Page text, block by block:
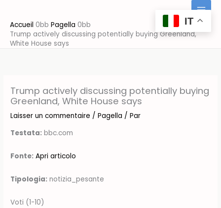
contenu
Accueil
Pagella
Trump actively discussing potentially buying Greenland,
White House says
Trump actively discussing potentially buying
Greenland, White House says
Laisser un commentaire /Pagella / Par
Testata: bbc.com
Fonte: Apri articolo
Tipologia: notizia_pesante
Voti (1-10)
IT